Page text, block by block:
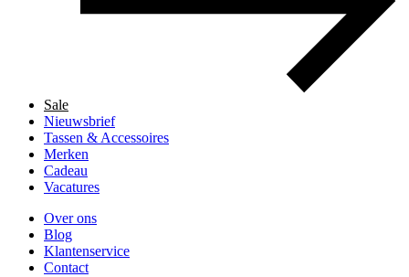
Sale
Nieuwsbrief
Tassen & Accessoires
Merken
Cadeau
Vacatures
Over ons
Blog
Klantenservice
Contact